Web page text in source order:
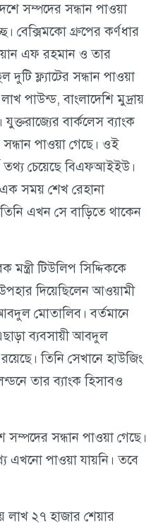
সম্পদের সন্ধান পাওয়া
বেক্সিমকো গ্রুপের কর্ণধার
এফ রহমান ও তার
ফ্ল্যাটের সন্ধান পাওয়া
পাউন্ড, বাংলাদেশি মুদ্রায়
বার্কলেস ব্যাংক
পাওয়া গেছে। ওই
তথ্য চেয়েছে বিএফআইইউ।
সময় শেখ রেহানা
এখন সে বাড়িতে থাকেন
টিউলিপ সিদ্দিককে
দিয়েছিলেন আওয়ামী
মোতালিব। বর্তমানে
ব্যবসায়ী আবদুল
তিনি সেখানে হাউজিং
তার ব্যাংক হিসাবও
সম্পদের সন্ধান পাওয়া গেছে।
এখনো পাওয়া যায়নি। তবে
লাখ ২৭ হাজার শেয়ার